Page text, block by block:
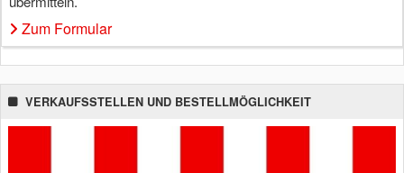
Zum Formular
VERKAUFSSTELLEN UND BESTELLMÖGLICHKEIT